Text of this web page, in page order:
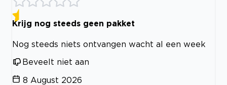
Krijg nog steeds geen pakket
Nog steeds niets ontvangen wacht al een week
Beveelt niet aan
8 August 2026